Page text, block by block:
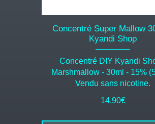
Concentré Super Mallow
Kyandi Shop
Concentré DIY Kyandi
Marshmallow - 30ml - 15%
Vendu sans nicotine.
14,90€